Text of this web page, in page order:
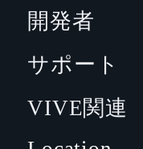
開発者
サポート
VIVE関連